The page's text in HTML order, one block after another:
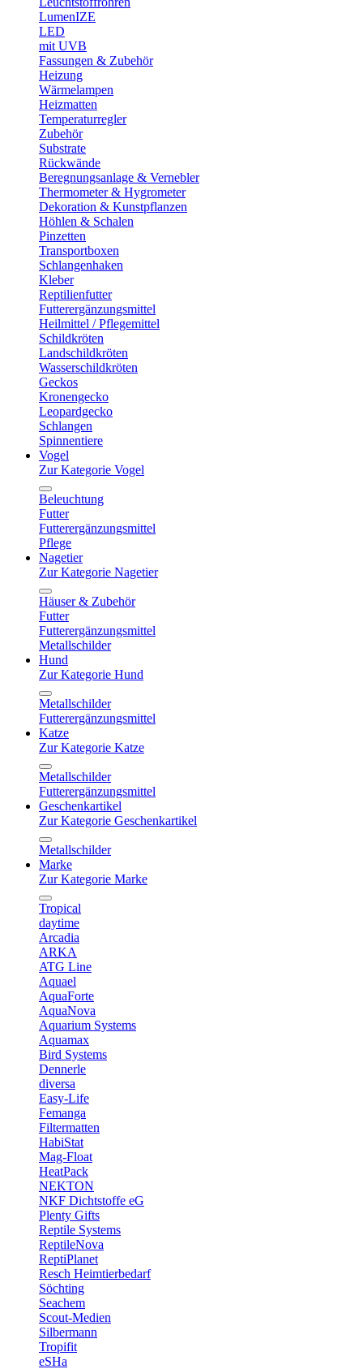
LumenIZE
LED
mit UVB
Fassungen & Zubehör
Heizung
Wärmelampen
Heizmatten
Temperaturregler
Zubehör
Substrate
Rückwände
Beregnungsanlage & Vernebler
Thermometer & Hygrometer
Dekoration & Kunstpflanzen
Höhlen & Schalen
Pinzetten
Transportboxen
Schlangenhaken
Kleber
Reptilienfutter
Futterergänzungsmittel
Heilmittel / Pflegemittel
Schildkröten
Landschildkröten
Wasserschildkröten
Geckos
Kronengecko
Leopardgecko
Schlangen
Spinnentiere
Vogel
Zur Kategorie Vogel
Beleuchtung
Futter
Futterergänzungsmittel
Pflege
Nagetier
Zur Kategorie Nagetier
Häuser & Zubehör
Futter
Futterergänzungsmittel
Metallschilder
Hund
Zur Kategorie Hund
Metallschilder
Futterergänzungsmittel
Katze
Zur Kategorie Katze
Metallschilder
Futterergänzungsmittel
Geschenkartikel
Zur Kategorie Geschenkartikel
Metallschilder
Marke
Zur Kategorie Marke
Tropical
daytime
Arcadia
ARKA
ATG Line
Aquael
AquaForte
AquaNova
Aquarium Systems
Aquamax
Bird Systems
Dennerle
diversa
Easy-Life
Femanga
Filtermatten
HabiStat
Mag-Float
HeatPack
NEKTON
NKF Dichtstoffe eG
Plenty Gifts
Reptile Systems
ReptileNova
ReptiPlanet
Resch Heimtierbedarf
Söchting
Seachem
Scout-Medien
Silbermann
Tropifit
eSHa